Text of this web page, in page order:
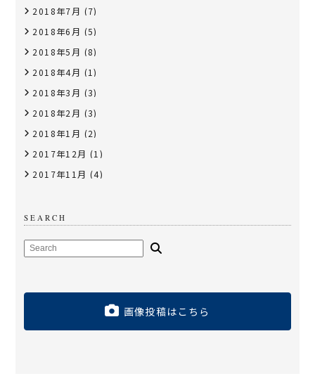
2018年7月 (7)
2018年6月 (5)
2018年5月 (8)
2018年4月 (1)
2018年3月 (3)
2018年2月 (3)
2018年1月 (2)
2017年12月 (1)
2017年11月 (4)
SEARCH
画像投稿はこちら